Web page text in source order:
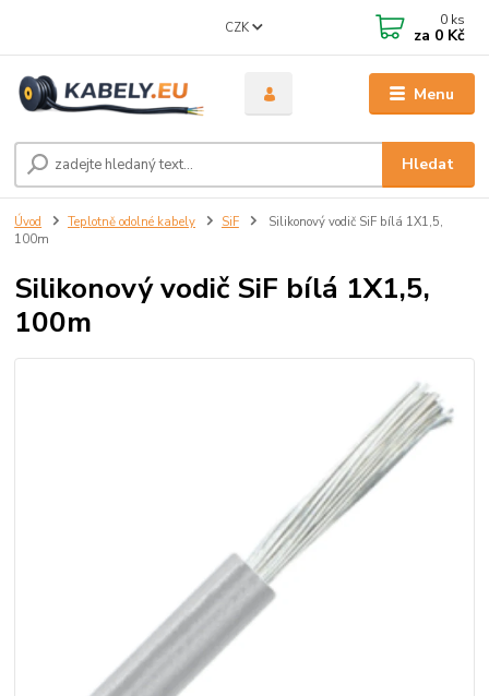
Menu
CZK
Hledat
0 ks
za 0 Kč
Úvod Teplotně odolné kabely SiF
Silikonový vodič SiF bílá 1X1,5,
100m
Silikonový vodič SiF bílá 1X1,5,
100m